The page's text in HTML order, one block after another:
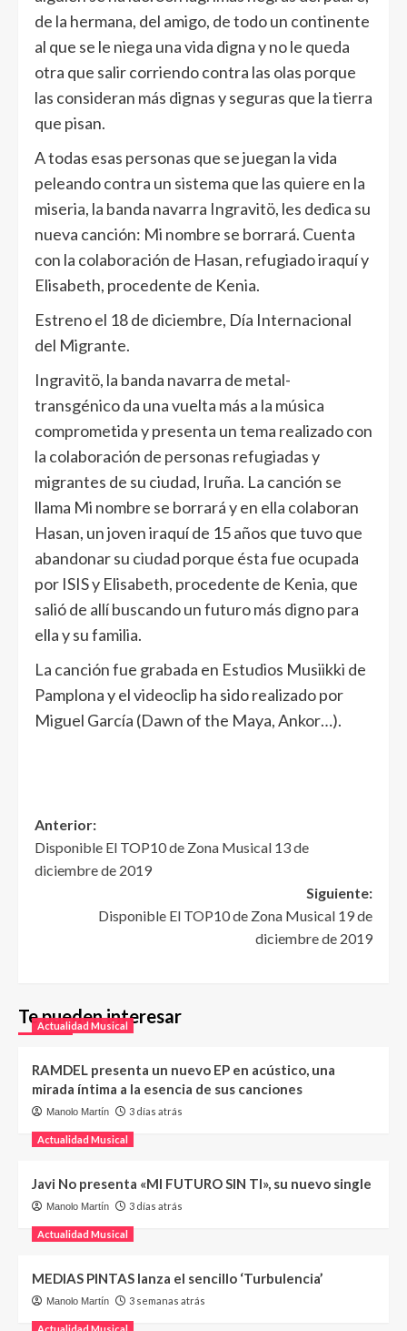
de la hermana, del amigo, de todo un continente
al que se le niega una vida digna y no le queda
otra que salir corriendo contra las olas porque
las consideran más dignas y seguras que la tierra
que pisan.
A todas esas personas que se juegan la vida
peleando contra un sistema que las quiere en la
miseria, la banda navarra Ingravitö, les dedica su
nueva canción: Mi nombre se borrará. Cuenta
con la colaboración de Hasan, refugiado iraquí y
Elisabeth, procedente de Kenia.
Estreno el 18 de diciembre, Día Internacional
del Migrante.
Ingravitö, la banda navarra de metal-
transgénico da una vuelta más a la música
comprometida y presenta un tema realizado con
la colaboración de personas refugiadas y
migrantes de su ciudad, Iruña. La canción se
llama Mi nombre se borrará y en ella colaboran
Hasan, un joven iraquí de 15 años que tuvo que
abandonar su ciudad porque ésta fue ocupada
por ISIS y Elisabeth, procedente de Kenia, que
salió de allí buscando un futuro más digno para
ella y su familia.
La canción fue grabada en Estudios Musiikki de
Pamplona y el videoclip ha sido realizado por
Miguel García (Dawn of the Maya, Ankor…).
Anterior:
Disponible El TOP10 de Zona Musical 13 de
diciembre de 2019
Siguiente:
Disponible El TOP10 de Zona Musical 19 de
diciembre de 2019
Te pueden interesar
Actualidad Musical
RAMDEL presenta un nuevo EP en acústico, una
mirada íntima a la esencia de sus canciones
Manolo Martín 3 días atrás
Actualidad Musical
Javi No presenta «MI FUTURO SIN TI», su nuevo single
Manolo Martín 3 días atrás
Actualidad Musical
MEDIAS PINTAS lanza el sencillo ‘Turbulencia’
Manolo Martín 3 semanas atrás